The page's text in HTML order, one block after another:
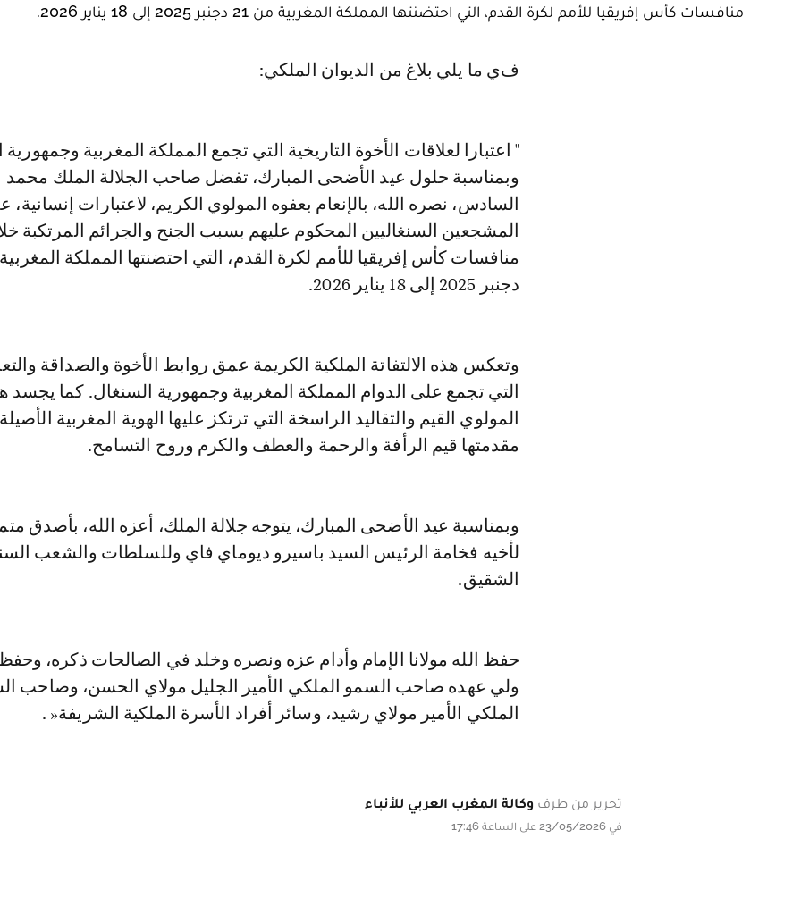
منافسات كأس إفريقيا للأمم لكرة القدم، التي احتضنتها المملكة المغربية من 21 دجنبر 2025 إلى 18 يناير 2026.
في ما يلي بلاغ من الديوان الملكي:
" اعتبارا لعلاقات الأخوة التاريخية التي تجمع المملكة المغربية وجمهورية
وبمناسبة حلول عيد الأضحى المبارك، تفضل صاحب الجلالة الملك محمد
السادس، نصره الله، بالإنعام بعفوه المولوي الكريم، لاعتبارات إنسانية،
المشجعين السنغاليين المحكوم عليهم بسبب الجنح والجرائم المرتكبة
دجنبر 2025 إلى 18 يناير 2026.
وتعكس هذه الالتفاتة الملكية الكريمة عمق روابط الأخوة والصداقة
التي تجمع على الدوام المملكة المغربية وجمهورية السنغال. كما يجسد
المولوي القيم والتقاليد الراسخة التي ترتكز عليها الهوية المغربية
مقدمتها قيم الرأفة والرحمة والعطف والكرم وروح التسامح.
وبمناسبة عيد الأضحى المبارك، يتوجه جلالة الملك، أعزه الله، بأصدق
لأخيه فخامة الرئيس السيد باسيرو ديوماي فاي وللسلطات والشعب
الشقيق.
حفظ الله مولانا الإمام وأدام عزه ونصره وخلد في الصالحات ذكره،
ولي عهده صاحب السمو الملكي الأمير الجليل مولاي الحسن، وصاحب
الملكي الأمير مولاي رشيد، وسائر أفراد الأسرة الملكية الشريفة« .
تحرير من طرف وكالة المغرب العربي للأنباء
في 23/05/2026 على الساعة 17:46